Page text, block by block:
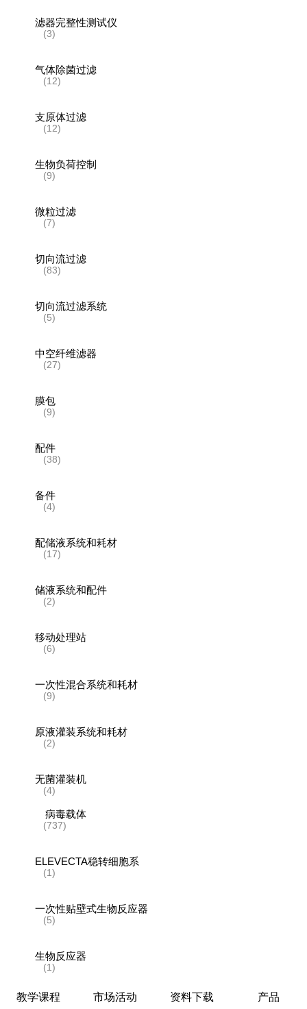
滤器完整性测试仪
(3)
气体除菌过滤
(12)
支原体过滤
(12)
生物负荷控制
(9)
微粒过滤
(7)
切向流过滤
(83)
切向流过滤系统
(5)
中空纤维滤器
(27)
膜包
(9)
配件
(38)
备件
(4)
配储液系统和耗材
(17)
储液系统和配件
(2)
移动处理站
(6)
一次性混合系统和耗材
(9)
原液灌装系统和耗材
(2)
无菌灌装机
(4)
病毒载体
(737)
ELEVECTA稳转细胞系
(1)
一次性贴壁式生物反应器
(5)
生物反应器
(1)
层析系统和层析柱
教学课程 市场活动 资料下载 产品